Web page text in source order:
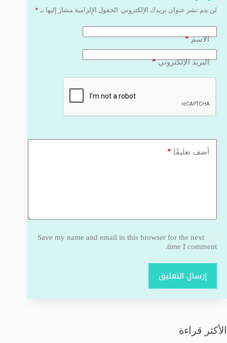
لن يتم نشر عنوان بريدك الإلكتروني. الحقول الإلزامية مشار إليها بـ *
الاسم*
البريد الإلكتروني*
أضف تعليقًا *
Save my name and email in this browser for the next
time I comment.
إرسال التعليق
الأكثر قراءة